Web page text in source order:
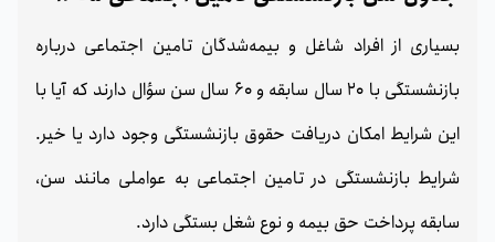
بسیاری از افراد شاغل و بیمه‌شدگان تامین اجتماعی درباره
بازنشستگی با 20 سال سابقه و 60 سال سن سؤال دارند که آیا با
این شرایط امکان دریافت حقوق بازنشستگی وجود دارد یا خیر.
شرایط بازنشستگی در تامین اجتماعی به عواملی مانند سن،
سابقه پرداخت حق بیمه و نوع شغل بستگی دارد.